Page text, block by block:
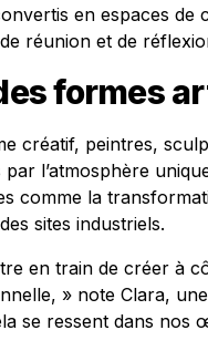
en espaces
réunion et de
formes
créatif, peintres,
l’atmosphère
comme la
sites industriels.
en train de créer à
» note Clara,
se ressent dans nos